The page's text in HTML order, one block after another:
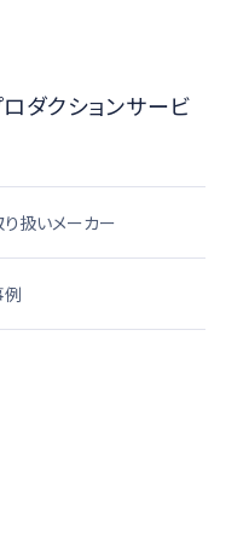
ダクションサービ
扱いメーカー
例